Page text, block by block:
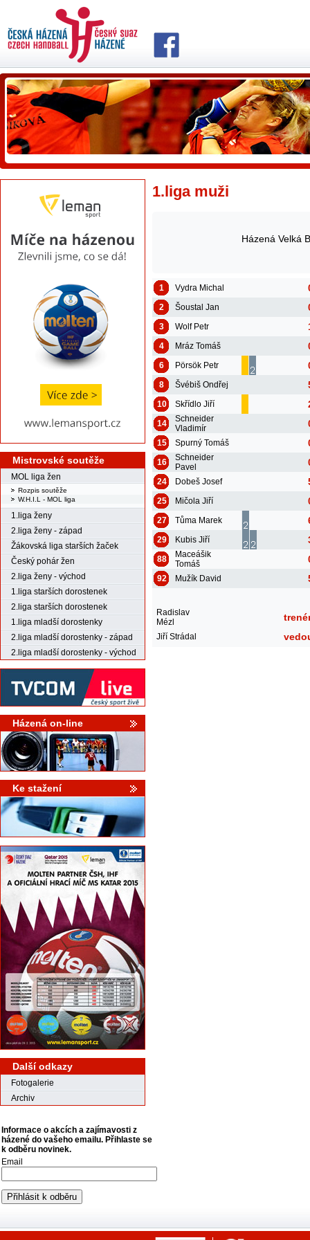
Mistrovské soutěže
MOL liga žen
Rozpis soutěže
W.H.I.L - MOL liga
1.liga ženy
2.liga ženy - západ
Žákovská liga starších žaček
Český pohár žen
2.liga ženy - východ
1.liga starších dorostenek
2.liga starších dorostenek
1.liga mladší dorostenky
2.liga mladší dorostenky - západ
2.liga mladší dorostenky - východ
Házená on-line
Ke stažení
Další odkazy
Fotogalerie
Archiv
Informace o akcích a zajímavosti z
házené do vašeho emailu. Přihlaste se
k odběru novinek.
Email
1.liga muži
Házená Velká
1 Vydra Michal
2 Šoustal Jan
3 Wolf Petr
4 Mráz Tomáš
6 Pörsök Petr
8 Švébiš Ondřej
10 Skřídlo Jiří
14
Schneider
Vladimír
15 Spurný Tomáš
16
Schneider
Pavel
24 Dobeš Josef
25 Mičola Jiří
27 Tůma Marek
29 Kubis Jiří
88
Maceášik
Tomáš
92 Mužík David
Radislav
Mézl
Jiří Strádal